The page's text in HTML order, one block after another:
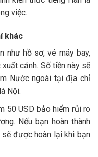
việc.
khác
như hồ sơ, vé máy bay,
cảnh. Số tiền này sẽ
Nước ngoài tại địa chỉ
Nội.
50 USD bảo hiểm rủi ro
Nếu bạn hoàn thành
được hoàn lại khi bạn